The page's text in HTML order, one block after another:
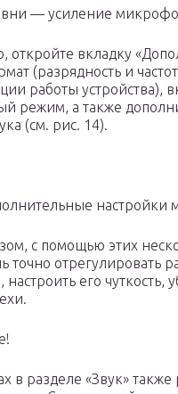
— усиление
откройте вкладку
(разрядность и
работы устройства),
режим, а также
(см. рис. 14).
настройки
с помощью этих
точно отрегулировать
его чуткость,
в разделе «Звук»